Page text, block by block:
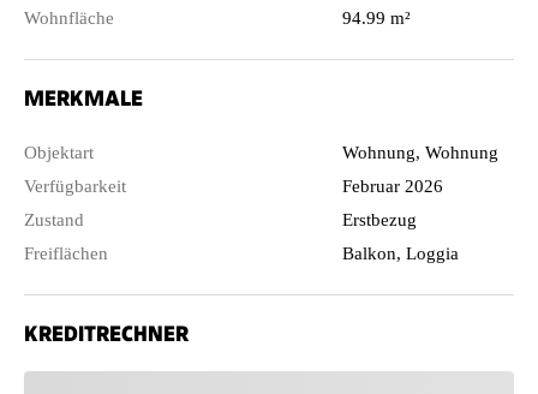
Wohnfläche 94.99 m²
MERKMALE
Objektart
Wohnung, Wohnung
Verfügbarkeit
Februar 2026
Zustand
Erstbezug
Freiflächen
Balkon, Loggia
KREDITRECHNER